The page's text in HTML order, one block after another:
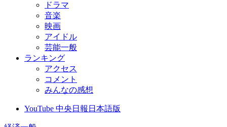
ドラマ
音楽
映画
アイドル
芸能一般
ランキング
アクセス
コメント
みんなの感想
YouTube 中央日報日本語版